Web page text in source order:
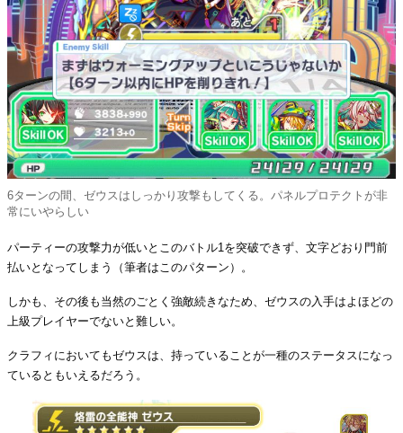
6ターンの間、ゼウスはしっかり攻撃もしてくる。パネルプロテクトが非
常にいやらしい
パーティーの攻撃力が低いとこのバトル1を突破できず、文字どおり門前
払いとなってしまう（筆者はこのパターン）。
しかも、その後も当然のごとく強敵続きなため、ゼウスの入手はよほどの
上級プレイヤーでないと難しい。
クラフィにおいてもゼウスは、持っていることが一種のステータスになっ
ているともいえるだろう。